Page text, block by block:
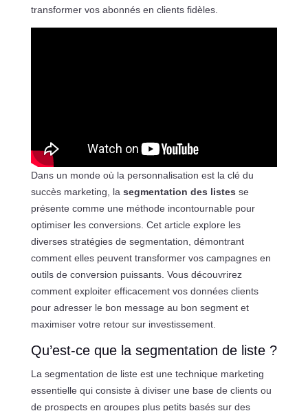
transformer vos abonnés en clients fidèles.
Dans un monde où la personnalisation est la clé du
succès marketing, la segmentation des listes se
présente comme une méthode incontournable pour
optimiser les conversions. Cet article explore les
diverses stratégies de segmentation, démontrant
comment elles peuvent transformer vos campagnes en
outils de conversion puissants. Vous découvrirez
comment exploiter efficacement vos données clients
pour adresser le bon message au bon segment et
maximiser votre retour sur investissement.
Qu’est-ce que la segmentation de liste ?
La segmentation de liste est une technique marketing
essentielle qui consiste à diviser une base de clients ou
de prospects en groupes plus petits basés sur des